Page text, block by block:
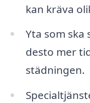
kan kräva
Yta som ska
desto mer
städningen.